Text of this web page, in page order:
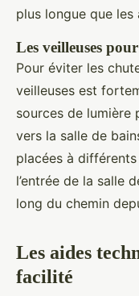
plus longue que
Les veilleuses
Pour éviter les
veilleuses est
sources de lumière
vers la salle de
placées à
l’entrée de la salle
long du chemin
Les aides
facilité